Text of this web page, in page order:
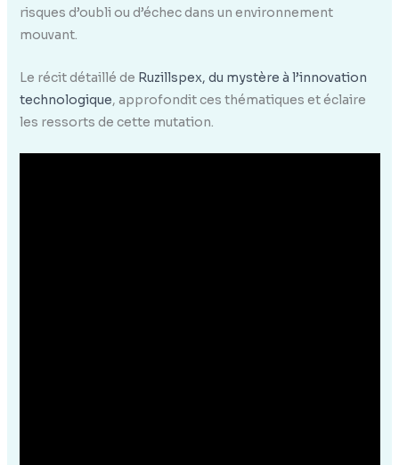
risques d’oubli ou d’échec dans un environnement
mouvant.
Le récit détaillé de Ruzillspex, du mystère à l’innovation
technologique, approfondit ces thématiques et éclaire
les ressorts de cette mutation.